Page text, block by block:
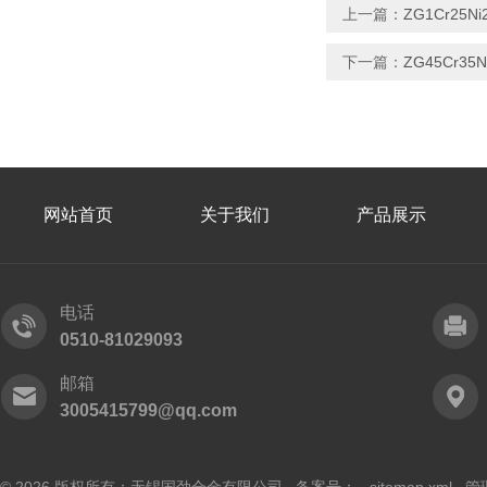
上一篇：
下一篇：
网站首页 关于我们 产品展示
电话
0510-81029093
邮箱
3005415799@qq.com